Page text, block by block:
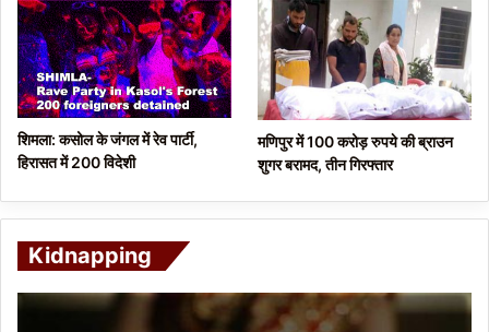
शिमला: कसोल के जंगल में रेव पार्टी,
हिरासत में 200 विदेशी
मणिपुर में 100 करोड़ रुपये की ब्राउन
शुगर बरामद, तीन गिरफ्तार
Kidnapping